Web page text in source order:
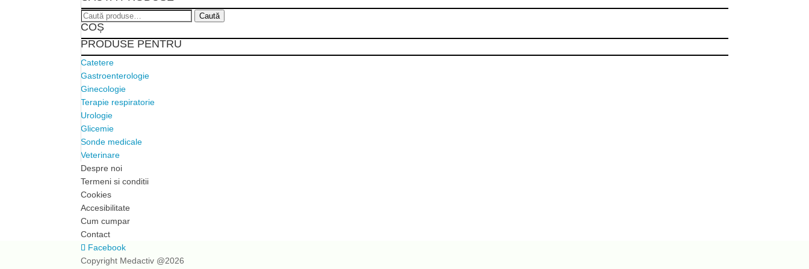
Caută
după:
Caută
COȘ
PRODUSE PENTRU
Catetere
Gastroenterologie
Ginecologie
Terapie respiratorie
Urologie
Glicemie
Sonde medicale
Veterinare
Despre noi
Termeni si conditii
Cookies
Accesibilitate
Cum cumpar
Contact
Facebook
Copyright Medactiv @2026